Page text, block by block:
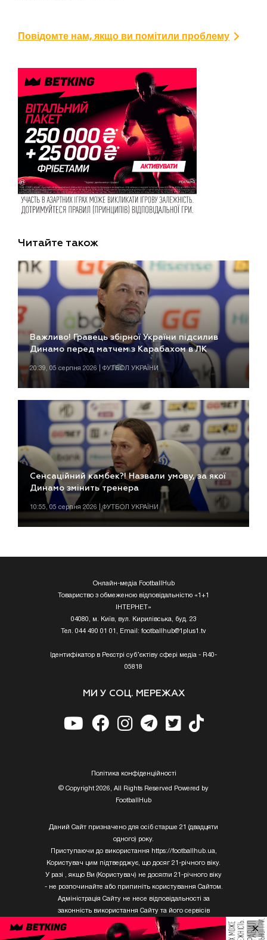
Повідомте нам, якщо ви помітили проблему
Читайте також
Важливо! Гравець збірної України підсилив
Динамо перед матчем з Карабахом в ЛК
20:39, 05 серпня 2026 | ФУТБОЛ УКРАЇНИ
Сенсаційний камбек?! Назвали умову, за якої
Динамо змінить тренера
10:55, 05 серпня 2026 | ФУТБОЛ УКРАЇНИ
Онлайн-медіа FootballHub
Товариство з обмеженою відповідальністю «1+1
ІНТЕРНЕТ»
04080, м. Київ, вул. Кирилівська, буд. 23
Тел. 044 490 01 01, Email: footballhub@1plus1.tv
Ідентифікатор в Реєстрі суб’єктіву сфері медіа - R40-
05818
МИ У СОЦ. МЕРЕЖАХ
Полiтика конфiденцiйностi
© Copyright 2026, All Rights Reserved Powered by
FootballHub
Даний Сайт призначено для осіб старше 21 (двадцяти
одного) року.
Приступаючи до використання https://footballhub.ua,
Користувач цим підтверджує, що досяг 21-річного віку.
У разі , якщо Ви (Користувач) не досягли 21-річного віку
- не розпочинайте або припиніть користування Сайтом.
Адміністрація Сайту не несе відповідальності за
законність використання Сайту та його сервісів
Користувачем, який не досяг 21-річного віку.
×